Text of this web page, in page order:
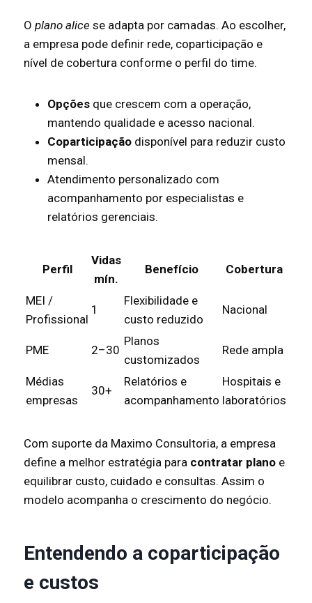
O plano alice se adapta por camadas. Ao escolher,
a empresa pode definir rede, coparticipação e
nível de cobertura conforme o perfil do time.
Opções que crescem com a operação,
mantendo qualidade e acesso nacional.
Coparticipação disponível para reduzir custo
mensal.
Atendimento personalizado com
acompanhamento por especialistas e
relatórios gerenciais.
Perfil
Vidas
mín.
Benefício Cobertura
MEI /
Profissional
1
Flexibilidade e
custo reduzido
Nacional
PME 2–30
Planos
customizados
Rede ampla
Médias
empresas
30+
Relatórios e
acompanhamento
Hospitais e
laboratórios
Com suporte da Maximo Consultoria, a empresa
define a melhor estratégia para contratar plano e
equilibrar custo, cuidado e consultas. Assim o
modelo acompanha o crescimento do negócio.
Entendendo a coparticipação
e custos